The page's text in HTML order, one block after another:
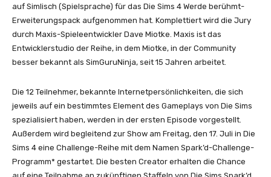
auf Simlisch (Spielsprache) für das Die Sims 4 Werde berühmt-
Erweiterungspack aufgenommen hat. Komplettiert wird die Jury
durch Maxis-Spieleentwickler Dave Miotke. Maxis ist das
Entwicklerstudio der Reihe, in dem Miotke, in der Community
besser bekannt als SimGuruNinja, seit 15 Jahren arbeitet.
Die 12 Teilnehmer, bekannte Internetpersönlichkeiten, die sich
jeweils auf ein bestimmtes Element des Gameplays von Die Sims
spezialisiert haben, werden in der ersten Episode vorgestellt.
Außerdem wird begleitend zur Show am Freitag, den 17. Juli in Die
Sims 4 eine Challenge-Reihe mit dem Namen Spark’d-Challenge-
Programm* gestartet. Die besten Creator erhalten die Chance